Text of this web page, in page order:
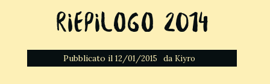
Riepilogo 2014
Pubblicato il 12/01/2015 da Kiyro